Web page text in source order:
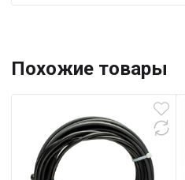
Похожие товары